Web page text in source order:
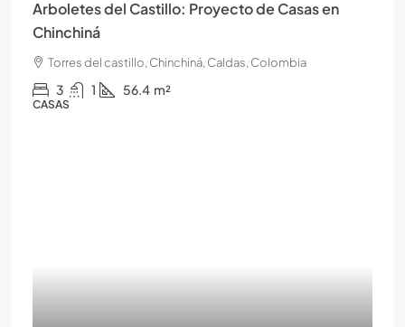
Arboletes del Castillo: Proyecto de Casas en
Chinchiná
Torres del castillo, Chinchiná, Caldas, Colombia
3 1 56.4 m²
CASAS